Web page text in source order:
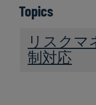
Topics
リスクマ
制対応